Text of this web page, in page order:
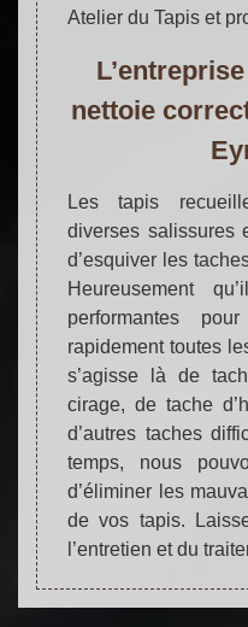
Atelier du Tapis et
nettoie
Les tapis
diverses salissures
d’esquiver les
Heureusement
performantes
rapidement toutes
s’agisse là de
cirage, de tache
d’autres taches
temps, nous
d’éliminer les
de vos tapis.
l’entretien et du